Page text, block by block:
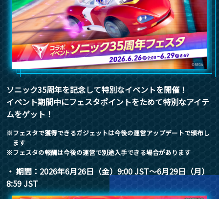
ソニック35周年を記念して特別なイベントを開催！
イベント期間中にフェスタポイントをためて特別なアイテ
ムをゲット！
※フェスタで獲得できるガジェットは今後の運営アップデートで頒布し
ます
※フェスタの報酬は今後の運営で別途入手できる場合があります
・ 期間：2026年6月26日（金）9:00 JST～6月29日（月）
8:59 JST